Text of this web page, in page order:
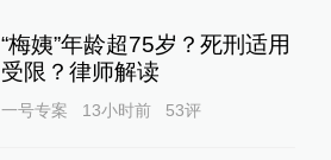
“梅姨”年龄超75岁？死刑适用
受限？律师解读
一号专案 13小时前 53评